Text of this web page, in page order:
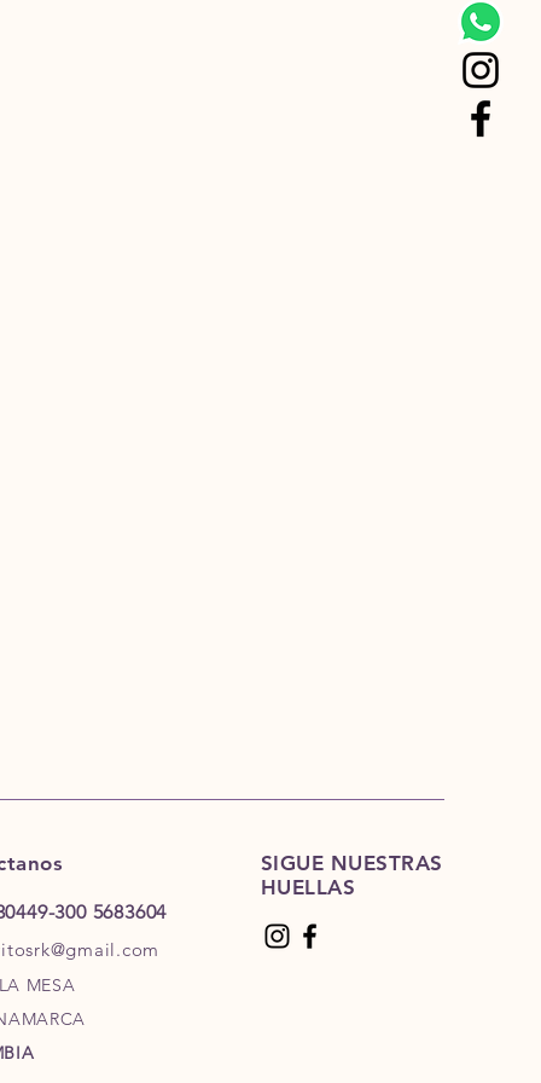
300 5683604
MESA
SIGUE NUESTRAS
HUELLAS